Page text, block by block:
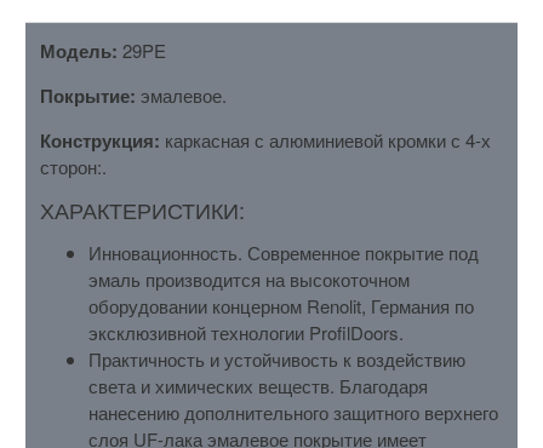
Модель: 29PE
Покрытие: эмалевое.
Конструкция: каркасная с алюминиевой кромки с 4-х
сторон:.
ХАРАКТЕРИСТИКИ:
Инновационность. Современное покрытие под
эмаль производится на высокоточном
оборудовании концерном Renolit, Германия по
эксклюзивной технологии ProfilDoors.
Практичность и устойчивость к воздействию
света и химических веществ. Благодаря
нанесению дополнительного защитного верхнего
слоя UF-лака эмалевое покрытие имеет